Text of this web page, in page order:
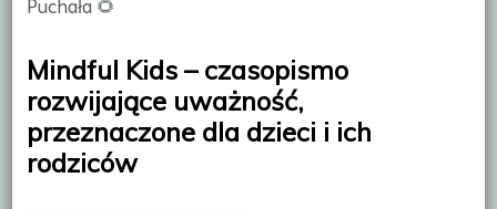
Mindful Kids – czasopismo
rozwijające uważność,
przeznaczone dla dzieci i ich
rodziców